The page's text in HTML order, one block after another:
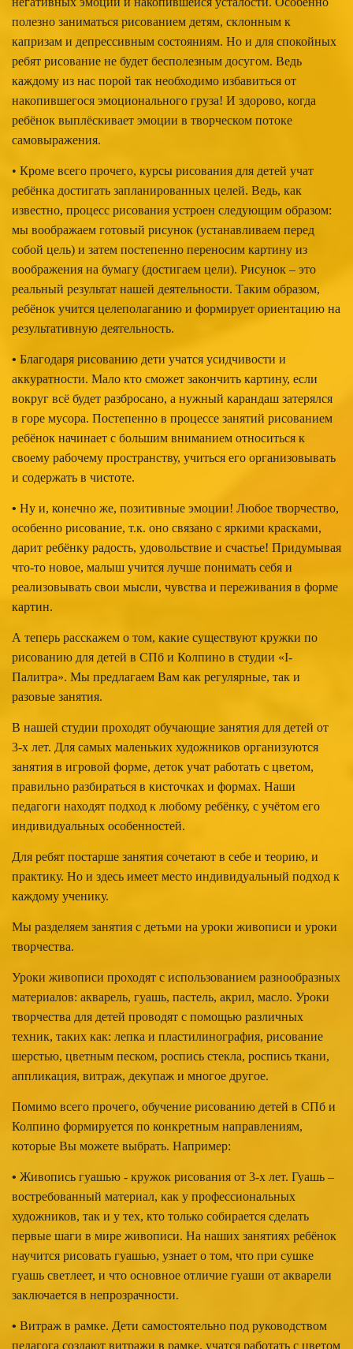
полезно заниматься рисованием детям, склонным к
капризам и депрессивным состояниям. Но и для спокойных
ребят рисование не будет бесполезным досугом. Ведь
каждому из нас порой так необходимо избавиться от
накопившегося эмоционального груза! И здорово, когда
ребёнок выплёскивает эмоции в творческом потоке
самовыражения.
• Кроме всего прочего, курсы рисования для детей учат
ребёнка достигать запланированных целей. Ведь, как
известно, процесс рисования устроен следующим образом:
мы воображаем готовый рисунок (устанавливаем перед
собой цель) и затем постепенно переносим картину из
воображения на бумагу (достигаем цели). Рисунок – это
реальный результат нашей деятельности. Таким образом,
ребёнок учится целеполаганию и формирует ориентацию на
результативную деятельность.
• Благодаря рисованию дети учатся усидчивости и
аккуратности. Мало кто сможет закончить картину, если
вокруг всё будет разбросано, а нужный карандаш затерялся
в горе мусора. Постепенно в процессе занятий рисованием
ребёнок начинает с большим вниманием относиться к
своему рабочему пространству, учиться его организовывать
и содержать в чистоте.
• Ну и, конечно же, позитивные эмоции! Любое творчество,
особенно рисование, т.к. оно связано с яркими красками,
дарит ребёнку радость, удовольствие и счастье! Придумывая
что-то новое, малыш учится лучше понимать себя и
реализовывать свои мысли, чувства и переживания в форме
картин.
А теперь расскажем о том, какие существуют кружки по
рисованию для детей в СПб и Колпино в студии «I-
Палитра». Мы предлагаем Вам как регулярные, так и
разовые занятия.
В нашей студии проходят обучающие занятия для детей от
3-х лет. Для самых маленьких художников организуются
занятия в игровой форме, деток учат работать с цветом,
правильно разбираться в кисточках и формах. Наши
педагоги находят подход к любому ребёнку, с учётом его
индивидуальных особенностей.
Для ребят постарше занятия сочетают в себе и теорию, и
практику. Но и здесь имеет место индивидуальный подход к
каждому ученику.
Мы разделяем занятия с детьми на уроки живописи и уроки
творчества.
Уроки живописи проходят с использованием разнообразных
материалов: акварель, гуашь, пастель, акрил, масло. Уроки
творчества для детей проводят с помощью различных
техник, таких как: лепка и пластилинография, рисование
шерстью, цветным песком, роспись стекла, роспись ткани,
аппликация, витраж, декупаж и многое другое.
Помимо всего прочего, обучение рисованию детей в СПб и
Колпино формируется по конкретным направлениям,
которые Вы можете выбрать. Например:
• Живопись гуашью - кружок рисования от 3-х лет. Гуашь –
востребованный материал, как у профессиональных
художников, так и у тех, кто только собирается сделать
первые шаги в мире живописи. На наших занятиях ребёнок
научится рисовать гуашью, узнает о том, что при сушке
гуашь светлеет, и что основное отличие гуаши от акварели
заключается в непрозрачности.
• Витраж в рамке. Дети самостоятельно под руководством
педагога создают витражи в рамке, учатся работать с цветом